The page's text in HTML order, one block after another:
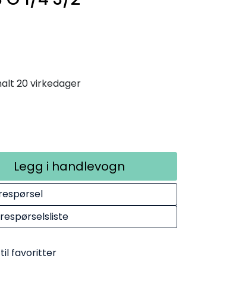
20 virkedager
Legg i handlevogn
til favoritter